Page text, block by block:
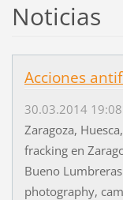
Noticias
Acciones
30.03.2014 19:08
Zaragoza,
fracking en
Bueno
photography,